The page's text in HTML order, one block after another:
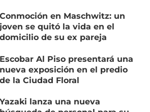
Conmoción en Maschwitz: un
joven se quitó la vida en el
domicilio de su ex pareja
Escobar Al Piso presentará una
nueva exposición en el predio
de la Ciudad Floral
Yazaki lanza una nueva